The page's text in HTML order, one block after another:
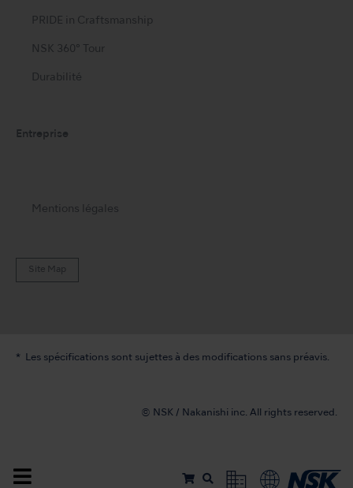
PRIDE in Craftsmanship
NSK 360° Tour
Durabilité
Entreprise
Mentions légales
Site Map
Les spécifications sont sujettes à des modifications sans préavis.
© NSK / Nakanishi inc. All rights reserved.